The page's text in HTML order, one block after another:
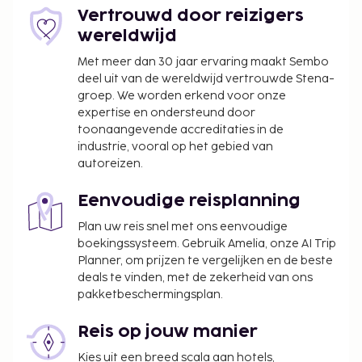
buitenzwembad. Extra voorzieningen van deze
accommodatie zijn gratis wifi en hulp bij
uitstapjes/tickets. Gasten van Belstay Milano Linate
kunnen genieten van een deugddoende maaltijd in
het restaurant. Dagelijks kun je tegen betaling
genieten van een lekker ontbijtbuffet, dat
geserveerd wordt van 06.30 uur tot 10.00 uur. Deze
accommodatie heeft zijn officiële
sterrenclassificatie gekregen van the local rating
De volgende kosten dienen bij de accommodatie te
worden betaald. De kosten kunnen inclusief
toepasselijke belastingen zijn:
De stad heft de volgende belasting: EUR 2.50
per persoon, per nacht. Deze belasting is niet
12 jaar.
Vertrouwd door reizigers
wereldwijd
Met meer dan 30 jaar ervaring maakt Sembo
deel uit van de wereldwijd vertrouwde Stena-
groep. We worden erkend voor onze
expertise en ondersteund door
toonaangevende accreditaties in de
industrie, vooral op het gebied van
autoreizen.
Eenvoudige reisplanning
Plan uw reis snel met ons eenvoudige
boekingssysteem. Gebruik Amelia, onze AI Trip
Planner, om prijzen te vergelijken en de beste
deals te vinden, met de zekerheid van ons
pakketbeschermingsplan.
Reis op jouw manier
Kies uit een breed scala aan hotels,